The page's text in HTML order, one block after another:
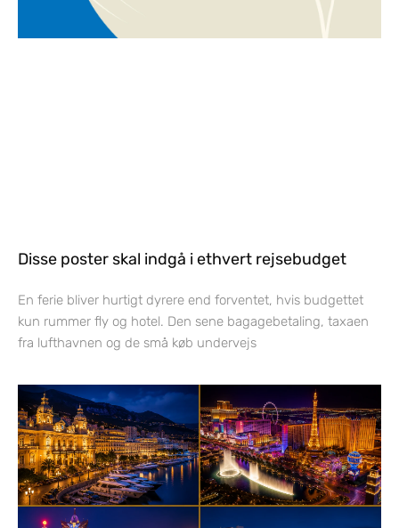
Disse poster skal indgå i ethvert rejsebudget
En ferie bliver hurtigt dyrere end forventet, hvis budgettet
kun rummer fly og hotel. Den sene bagagebetaling, taxaen
fra lufthavnen og de små køb undervejs